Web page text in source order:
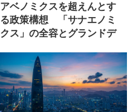
アベノミクスを超えんとす
る政策構想 「サナエノミ
クス」の全容とグランドデ